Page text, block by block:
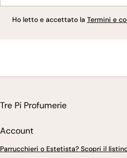
Ho letto e accettato la Termini e
Tre Pi Profumerie
Account
Parrucchieri o Estetista? Scopri il